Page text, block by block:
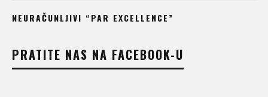
NEURAČUNLJIVI “PAR EXCELLENCE”
PRATITE NAS NA FACEBOOK-U